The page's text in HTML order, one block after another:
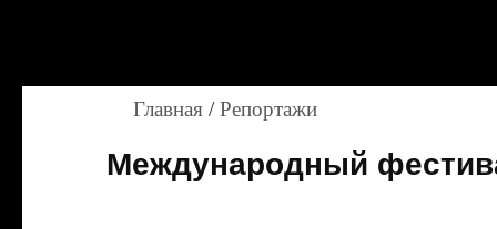
Главная /Репортажи
Международный